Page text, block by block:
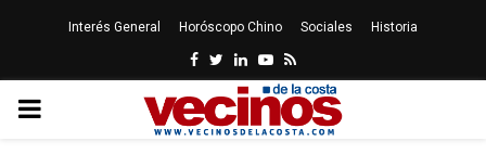
Interés General Horóscopo Chino Sociales Historia
Facebook
Twitter
LinkedinYoutube
Rss
PRIMARY